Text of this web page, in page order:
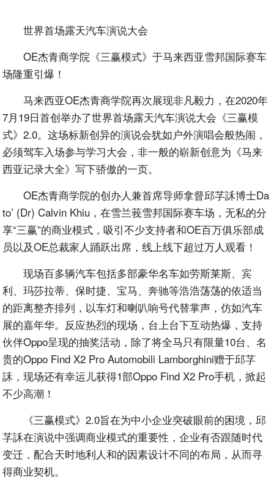
世界首场露天汽车演说大会
OE杰青商学院《三赢模式》于马来西亚雪邦国际赛车
场隆重引爆！
马来西亚OE杰青商学院再次展现非凡毅力，在2020年
7月19日首创举办了世界首场露天汽车演说大会《三赢模
式》2.0。这场标新创异的演说会犹如户外演唱会般热闹，
必须驾车入场参与学习大会，非一般的崭新创意为《马来
西亚记录大全》写下骄傲的一页。
OE杰青商学院的创办人兼首席导师拿督邱芓訸博士Da
to’ (Dr) Calvin Khiu，在雪兰莪雪邦国际赛车场，无私的分
享“三赢”的商业模式，吸引不少支持者和OE百万俱乐部成
员以及OE总裁家人踊跃出席，线上线下超过万人观看！
现场百多辆汽车包括多部豪华名车如劳斯莱斯、宾
利、玛莎拉蒂、保时捷、宝马、奔驰等浩浩荡荡的依适当
的距离整齐排列，以车灯和喇叭响号代替掌声，仿如汽车
展的嘉年华。反应热烈的现场，台上台下互动热爆，支持
伙伴Oppo呈现的抽奖活动，除了将全马只有限量10台、名
贵的Oppo Find X2 Pro Automobili Lamborghini赠于邱芓
訸，现场还有幸运儿获得1部Oppo Find X2 Pro手机，掀起
不少高潮！
《三赢模式》2.0旨在为中小企业突破眼前的困境，邱
芓訸在演说中强调商业模式的重要性，企业有否跟随时代
变迁，配合天时地利人和的因素设计不同的布局，从而寻
得商业契机。